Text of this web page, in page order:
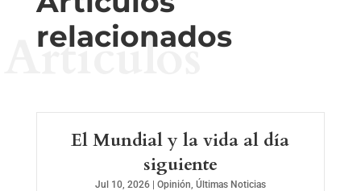
relacionados
Artículos
El Mundial y la vida al día
siguiente
Jul 10, 2026| Opinión Últimas Noticias